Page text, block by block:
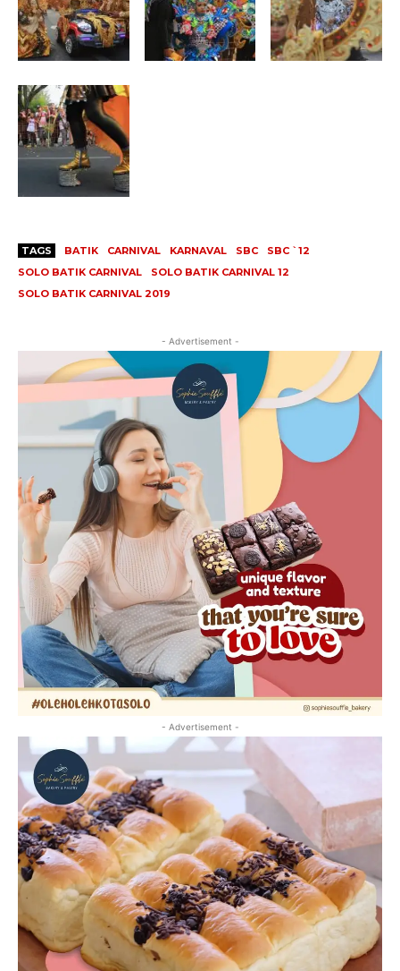
TAGS BATIK CARNIVAL KARNAVAL SBC
SBC `12
SOLO BATIK CARNIVAL
SOLO BATIK CARNIVAL 12
SOLO BATIK CARNIVAL 2019
- Advertisement -
- Advertisement -